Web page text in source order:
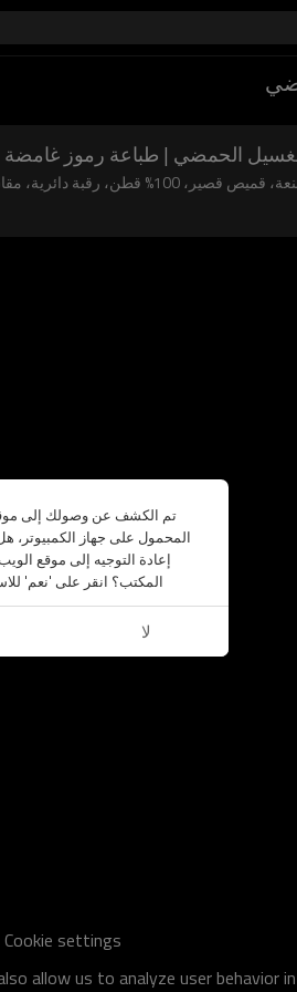
الحمضي | طباعة رموز
مقاس كبير، كم قصير
Cookie settings
allow us to analyze user
تم الكشف عن وصولك إلى
المحمول على جهاز
إعادة التوجيه إلى موقع
المكتب؟ انقر على 'نعم'
لا